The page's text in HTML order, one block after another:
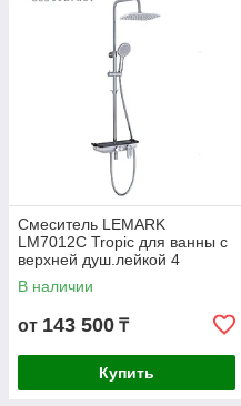
Смеситель LEMARK
LM7012C Tropic для ванны с
верхней душ.лейкой 4
функции, поворот.излив,
хром
В наличии
от 143 500 ₸
Купить